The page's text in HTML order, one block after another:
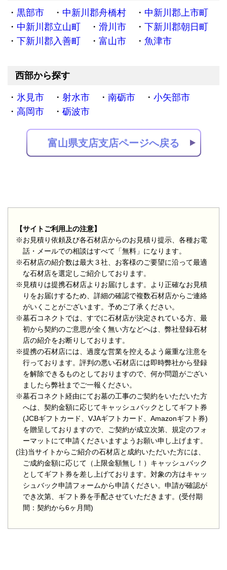
黒部市 中新川郡舟橋村
中新川郡上市町
中新川郡立山町
滑川市
下新川郡朝日町
下新川郡入善町
富山市 魚津市
西部から探す
氷見市 射水市 南砺市
小矢部市
高岡市
砺波市
富山県支店支店ページへ戻る
【サイトご利用上の注意】
※お見積り依頼及び各石材店からのお見積り提示、各種お電
話・メールでの相談はすべて「無料」になります。
※石材店の紹介数は最大３社、お客様のご要望に沿って最適
な石材店を選定しご紹介しております。
※見積りは提携石材店よりお届けします。より正確なお見積
りをお届けするため、詳細の確認で複数石材店からご連絡
がいくことがございます。予めご了承ください。
※墓石コネクトでは、すでに石材店が決定されている方、最
初から契約のご意思が全く無い方などへは、弊社登録石材
店の紹介をお断りしております。
※提携の石材店には、過度な営業を控えるよう厳重な注意を
行っております。評判の悪い石材店には即時弊社から登録
を解除できるものとしておりますので、何か問題がござい
ましたら弊社までご一報ください。
※墓石コネクト経由にてお墓の工事のご契約をいただいた方
へは、契約金額に応じてキャッシュバックとしてギフト券
(JCBギフトカード、VJAギフトカード、Amazonギフト券)
を贈呈しておりますので、ご契約が成立次第、規定のフォ
ーマットにて申請くださいますようお願い申し上げます。
(注)当サイトからご紹介の石材店と成約いただいた方には、
ご成約金額に応じて（上限金額無し！）キャッシュバック
としてギフト券を差し上げております。対象の方はキャッ
シュバック申請フォームから申請ください。申請が確認が
でき次第、ギフト券を手配させていただきます。(受付期
間：契約から6ヶ月間)